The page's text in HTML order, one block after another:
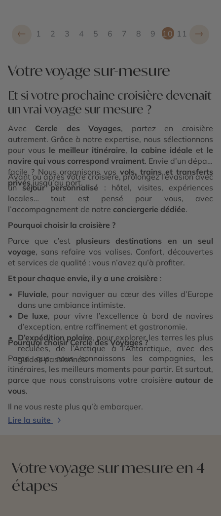
← 1 2 3 4 5 6 7 8 9 10 11 →
Votre voyage sur-mesure
Et si votre prochaine croisière devenait
un vrai voyage sur mesure ?
Avec Cercle des Voyages, partez en croisière
autrement. Grâce à notre expertise, nous sélectionnons
pour vous le meilleur itinéraire, la cabine idéale et le
navire qui vous correspond vraiment. Envie d’un départ
facile ? Nous organisons vos vols, trains et transferts
privésjusqu’au port.
Avant ou après votre croisière, prolongez l’évasion avec
unséjour personnalisé : hôtel, visites, expériences
locales… tout est pensé pour vous, avec
l’accompagnement de notre conciergerie dédiée.
Pourquoi choisir la croisière ?
Parce que c’est plusieurs destinations en un seul
voyage, sans refaire vos valises. Confort, découvertes
et services de qualité : vous n’avez qu’à profiter.
Et pour chaque envie, il y a une croisière :
Fluviale, pour naviguer au cœur des villes d’Europe
dans une ambiance intimiste.
De luxe, pour vivre l’excellence à bord de navires
d’exception, entre raffinement et gastronomie.
D’expédition polaire, pour explorer les terres les plus
reculées, de l’Arctique à l’Antarctique, avec des
guides passionnés.
Pourquoi choisir Cercle des Voyages ?
Parce que nous connaissons les compagnies, les
itinéraires, les meilleurs moments pour partir. Et surtout,
parce que nous construisons votre croisière autour de
vous.
Il ne vous reste plus qu’à embarquer.
Lire la suite
Votre voyage sur mesure en 4
étapes